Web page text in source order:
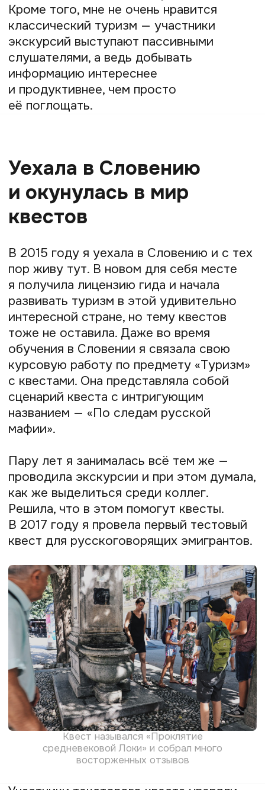
в показаниях. Стала искать схожие
трактовки, отсекать неточные —
и вывела, что квесты берут начало
в американских компьютерных играх. Это
позже они перенеслись в реальность
и охватили многие страны мира.
Примером могут служить квест-
комнаты.
я отделяю настоящие квесты от игровых
экскурсий — эти понятия многие путают.
В настоящих квестах задания
раскрывают историю с разных сторон,
информацию и находят ответы.
Работает это так: в первой части
квеста игроки ещё ничего не знают,
во второй находят подсказки,
а в третьей — наконец
догадываются, кто убийца
Попутно тестировала проведение
квестов. Проводила их с энтузиазмом,
но при этом долгое время мой проект
не удавалось монетизировать новое
дело.
Когда всё повернулось к лучшему
Это был день, когда я официально стала
зарабатывать, и начала с самого
В 2018 году провела квест «Чисто
словенское убийство» — он был построен
на истории об убийстве епископа в XV
веке. Я писала завлекающие посты
об этом квесте, когда у меня ещё даже
не было готового сценария — только
описание и общая концепция. Люди
заинтересовались, и буквально за пару
недель мне удалось собрать две группы.
Этот квест стал топовым — обо мне
даже писали в словенских СМИ.
Успешный старт заметили мои коллеги:
ко мне стали обращаться гиды, чтобы
я научила их создавать квесты.
В этот момент у меня появляется
собственная методика по созданию
настоящего квеста с элементами